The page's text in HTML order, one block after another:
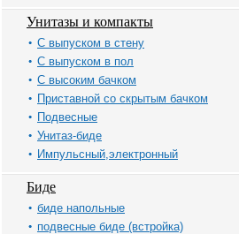
Унитазы и компакты
С выпуском в стену
С выпуском в пол
С высоким бачком
Приставной со скрытым бачком
Подвесные
Унитаз-биде
Импульсный,электронный
Биде
биде напольные
подвесные биде (встройка)